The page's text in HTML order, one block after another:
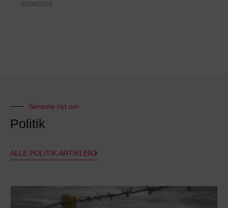
05/08/2026
Seneste nyt om
Politik
ALLE POLITIK ARTIKLER